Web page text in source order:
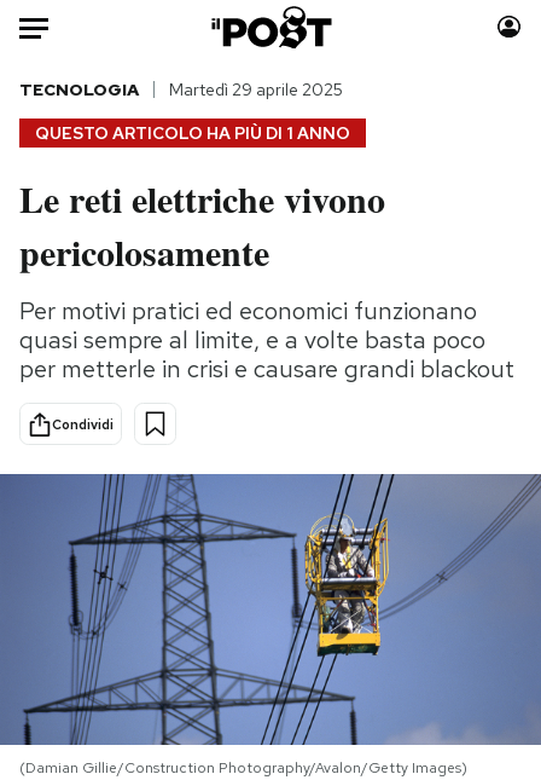
Auto
HOME
Italia
Politica
Tecnologia
Internet
Scienza
Cultura
Economia
Sport
Moda
Storie/Idee
Ok Boomer!
Media
Mondiali calcio 2026
PODCAST
NEWSLETTER
I MIEI PREFERITI
QUESTO ARTICOLO HA PIÙ DI 1 ANNO
TECNOLOGIA Martedì 29 aprile 2025
Le reti elettriche vivono
pericolosamente
Per motivi pratici ed economici funzionano
quasi sempre al limite, e a volte basta poco
per metterle in crisi e causare grandi blackout
Condividi
(Damian Gillie/Construction Photography/Avalon/Getty Images)